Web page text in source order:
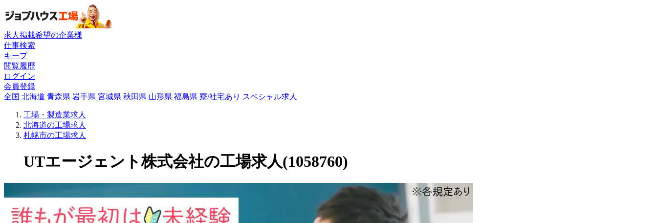
求人掲載希望の企業様
仕事検索
キープ
閲覧履歴
ログイン
会員登録
全国 北海道 青森県 岩手県 宮城県 秋田県 山形県 福島県 寮/社宅あり スペシャル求人
工場・製造業求人
北海道の工場求人
札幌市の工場求人
UTエージェント株式会社の工場求人(1058760)